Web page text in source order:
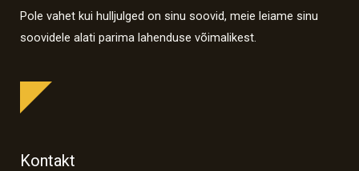
Pole vahet kui hulljulged on sinu soovid, meie leiame sinu
soovidele alati parima lahenduse võimalikest.
Kontakt